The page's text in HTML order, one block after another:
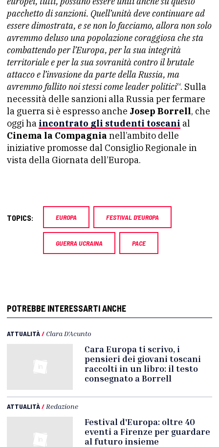
pacchetto di sanzioni. Quell’unità deve continuare ad
essere dimostrata, e se non lo facciamo, allora non solo
avremmo deluso una popolazione coraggiosa che sta
combattendo per l’Europa, per la sua integrità
territoriale e per la sua sovranità contro il brutale
attacco e l’invasione da parte della Russia, ma
avremmo fallito noi stessi come leader politici“. Sulla
necessità delle sanzioni alla Russia per fermare
la guerra si è espresso anche Josep Borrell, che
oggi ha incontrato gli studenti toscani al
Cinema la Compagnia nell’ambito delle
iniziative promosse dal Consiglio Regionale in
vista della Giornata dell’Europa.
TOPICS: EUROPA FESTIVAL D'EUROPA
GUERRA UCRAINA PACE
POTREBBE INTERESSARTI ANCHE
ATTUALITÀ/ Clara D'Acunto
Cara Europa ti scrivo, i
pensieri dei giovani toscani
raccolti in un libro: il testo
consegnato a Borrell
ATTUALITÀ/ Redazione
Festival d'Europa: oltre 40
eventi a Firenze per guardare
al futuro insieme